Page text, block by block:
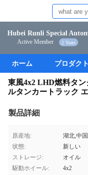
Hubei Runli Special
Active Member 2 Years
ホーム プロダクト
東風4x2 LHD燃料タン
ルタンカートラック
製品詳細
原産地:
湖北,中国
状態:
新しい
ストレージ:
オイル
駆動ホイール:
4x2